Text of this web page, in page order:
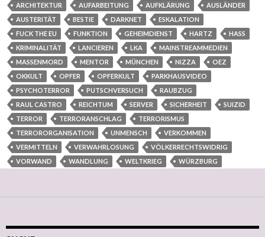
ARCHITEKTUR
AUFARBEITUNG AUFKLÄRUNG
AUSLÄNDER
AUSTERITÄT
BESTIE DARKNET
ESKALATION
FUCK THE EU
FUNKTION GEHEIMDIENST HARTZ
HASS
KRIMINALITÄT
LANCIEREN LKA
MAINSTREAMMEDIEN
MASSENMORD
MENTOR MÜNCHEN NIZZA
OEZ
OKKULT
OPFER OPFERKULT
PARKHAUSVIDEO
PSYCHOTERROR
PUTSCHVERSUCH
RAUBZUG
RAUL CASTRO
REICHTUM SERVER SICHERHEIT
SUIZID
TERROR
TERRORANSCHLAG
TERRORISMUS
TERRORORGANISATION
UNMENSCH
VERKOMMEN
VERMITTELN
VERWAHRLOSUNG
VÖLKERRECHTSWIDRIG
VORWAND
WANDLUNG WELTKRIEG WÜRZBURG